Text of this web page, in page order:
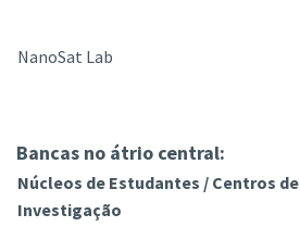
NanoSat Lab
Bancas no átrio central:
Núcleos de Estudantes / Centros de
Investigação